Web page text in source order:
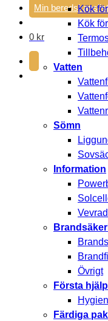
Min
0 kr
Kök
Kök
Vatten
Sömn
Information
Övrigt
Första
Hygien
Färdiga